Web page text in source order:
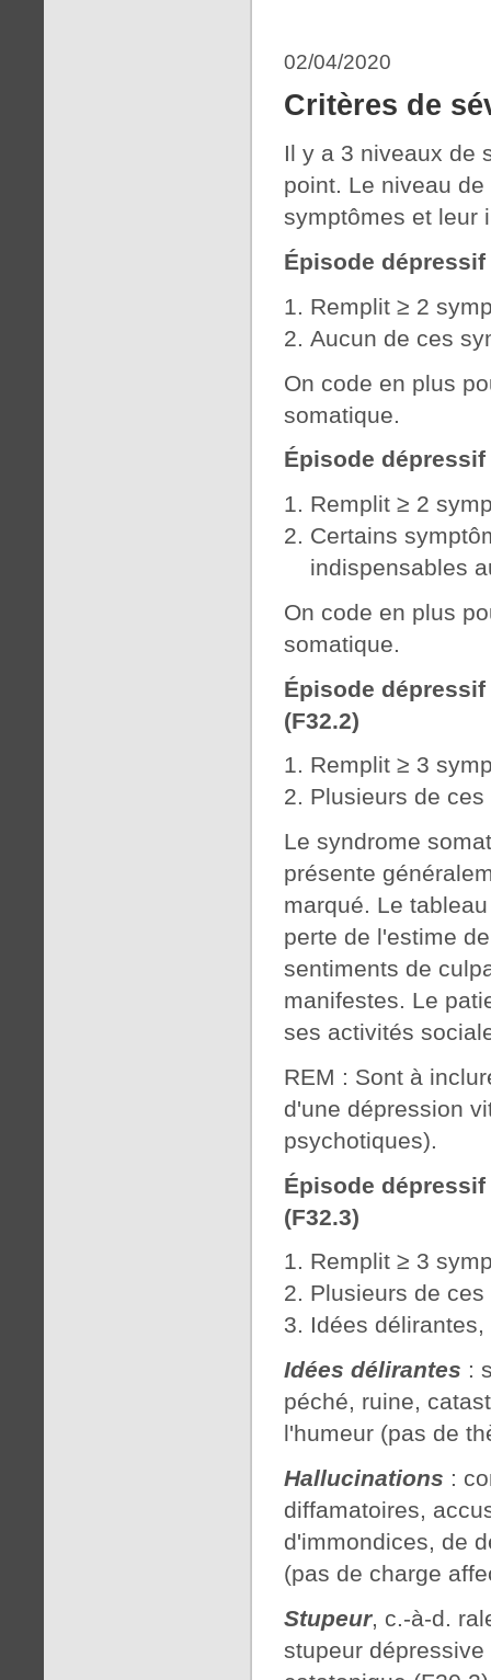
02/04/2020
Critères de
Il y a 3 niveaux de
point. Le niveau
symptômes et leur
Épisode dépressif
Remplit ≥ 2
Aucun de ces
On code en plus
somatique.
Épisode dépressif
Remplit ≥ 2
Certains
indispensables
On code en plus
somatique.
Épisode
(F32.2)
Remplit ≥ 3
Plusieurs de
Le syndrome
présente
marqué. Le
perte de l'estime
sentiments de
manifestes. Le
ses activités
REM : Sont à
d'une dépression
psychotiques).
Épisode
(F32.3)
Remplit ≥ 3
Plusieurs de
Idées
Idées délirantes :
péché, ruine,
l'humeur (pas de
Hallucinations :
diffamatoires,
d'immondices, de
(pas de charge
Stupeur, c.-à-d.
stupeur